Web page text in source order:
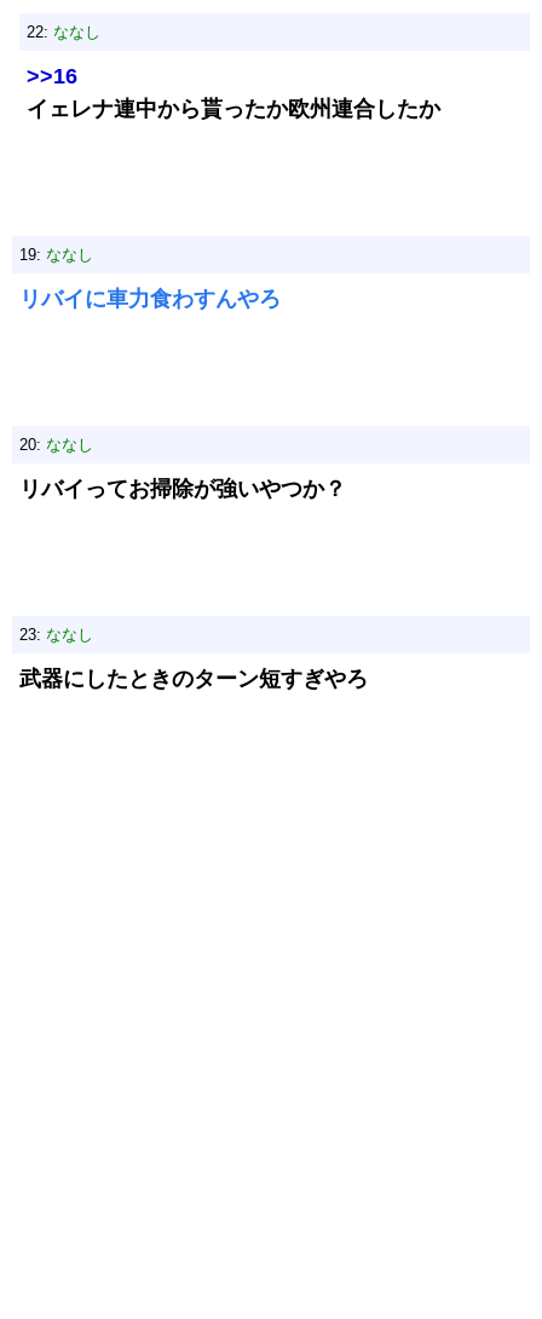
22: ななし
>>16
イェレナ連中から貰ったか欧州連合したか
19: ななし
リバイに車力食わすんやろ
20: ななし
リバイってお掃除が強いやつか？
23: ななし
武器にしたときのターン短すぎやろ